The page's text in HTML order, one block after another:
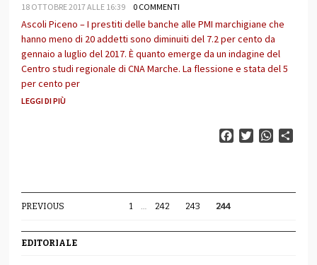
18 OTTOBRE 2017 ALLE 16:39 0 COMMENTI
Ascoli Piceno – I prestiti delle banche alle PMI marchigiane che
hanno meno di 20 addetti sono diminuiti del 7.2 per cento da
gennaio a luglio del 2017. È quanto emerge da un indagine del
Centro studi regionale di CNA Marche. La flessione e stata del 5
per cento per
LEGGI DI PIÙ
FacebookTwitter
PREVIOUS 1 … 242 243 244
EDITORIALE